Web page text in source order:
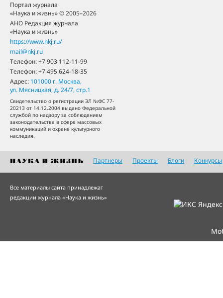
Портал журнала
«Наука и жизнь» © 2005–2026
АНО Редакция журнала
«Наука и жизнь»
https://www.nkj.ru/
mail@nkj.ru
Телефон:+7 903 112-11-99
Телефон:+7 495 624-18-35
Адрес: 101000 г. Москва,
ул. Мясницкая, д. 24/7, стр.1
Свидетельство о регистрации ЭЛ №ФС 77-
20213 от 14.12.2004 выдано Федеральной
службой по надзору за соблюдением
законодательства в сфере массовых
коммуникаций и охране культурного
наследия.
Партнеры Проекты Блоги Конкурсы
Все материалы сайта принадлежат
редакции журнала «Наука и жизнь»